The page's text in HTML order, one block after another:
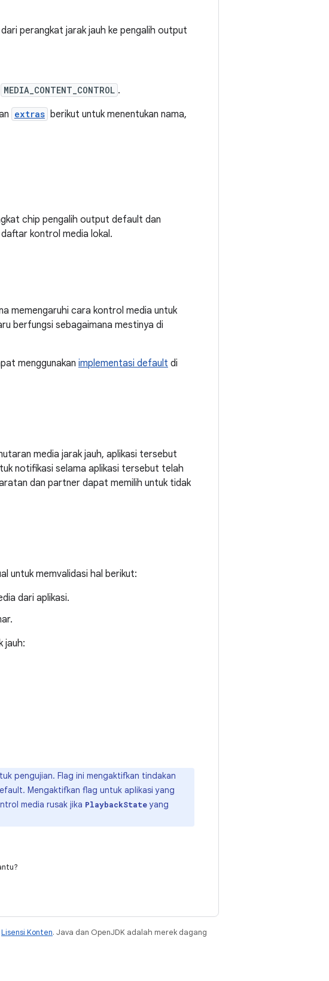
perangkat jarak jauh ke pengalih output
MEDIA_CONTENT_CONTROL .
extras berikut untuk menentukan nama,
chip pengalih output default dan
kontrol media lokal.
memengaruhi cara kontrol media untuk
berfungsi sebagaimana mestinya di
menggunakan implementasi default di
media jarak jauh, aplikasi tersebut
notifikasi selama aplikasi tersebut telah
dan partner dapat memilih untuk tidak
untuk memvalidasi hal berikut:
dari aplikasi.
jauh:
pengujian. Flag ini mengaktifkan tindakan
Mengaktifkan flag untuk aplikasi yang
media rusak jika PlaybackStateyang
Lisensi Konten. Java dan OpenJDK adalah merek dagang